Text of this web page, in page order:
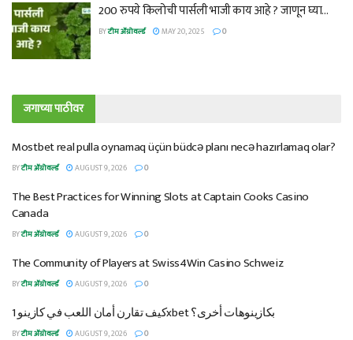
200 रुपये किलोची पार्सली भाजी काय आहे ? जाणून घ्या…
BYटीम ॲग्रोवर्ल्ड MAY 20, 2025 0
जगाच्या पाठीवर
Mostbet real pulla oynamaq üçün büdcə planı necə hazırlamaq olar?
BYटीम ॲग्रोवर्ल्ड AUGUST 9, 2026 0
The Best Practices for Winning Slots at Captain Cooks Casino
Canada
BYटीम ॲग्रोवर्ल्ड AUGUST 9, 2026 0
The Community of Players at Swiss4Win Casino Schweiz
BYटीम ॲग्रोवर्ल्ड AUGUST 9, 2026 0
كيف تقارن أمان اللعب في كازينو 1xbet بكازينوهات أخرى؟
BYटीम ॲग्रोवर्ल्ड AUGUST 9, 2026 0